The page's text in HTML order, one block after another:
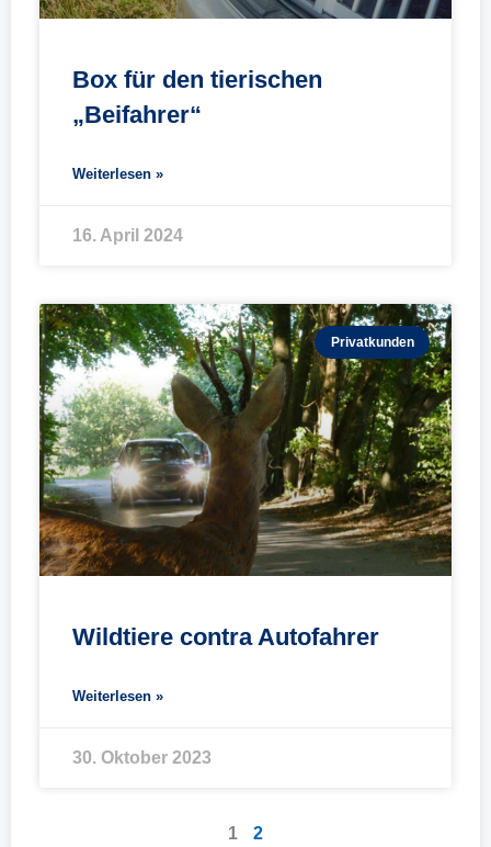
Box für den tierischen
„Beifahrer“
Weiterlesen »
16. April 2024
Privatkunden
Wildtiere contra Autofahrer
Weiterlesen »
30. Oktober 2023
1 2